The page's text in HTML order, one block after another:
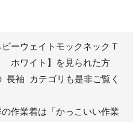
ーウェイトモックネックＴ
ホワイト】を見られた方
長袖 カテゴリも是非ご覧く
作業着は 「かっこいい作業